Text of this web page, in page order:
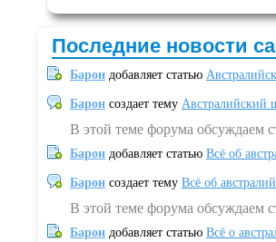
Последние новости
Барон добавляет статью
Барон создает тему Австралийский
В этой теме форума обсуждаем
Барон добавляет статью Всё об
Барон создает тему Всё об
В этой теме форума обсуждаем
Барон добавляет статью Всё о